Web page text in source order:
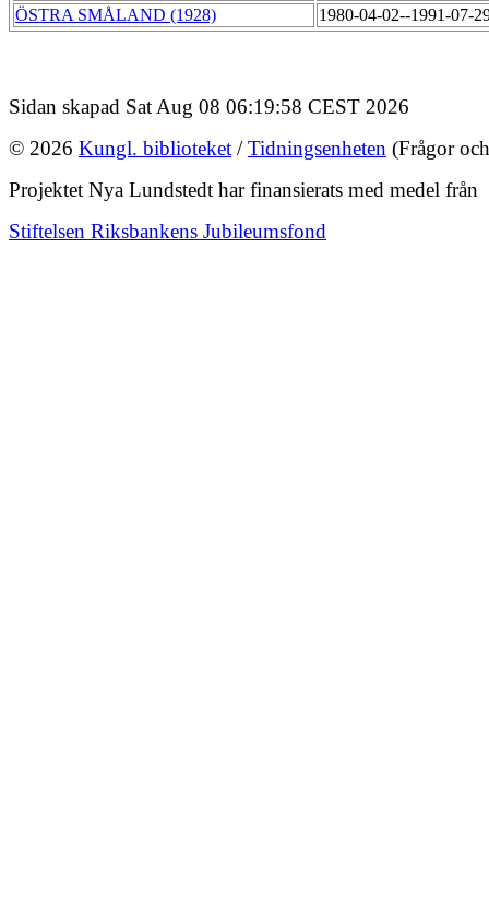
ÖSTRA SMÅLAND (1928)
1980-04-02--1991-07-
Sidan skapad Sat Aug 08 06:19:58 CEST 2026
© 2026 Kungl. biblioteket /Tidningsenheten (Frågor
Projektet Nya Lundstedt har finansierats med medel från
Stiftelsen Riksbankens Jubileumsfond